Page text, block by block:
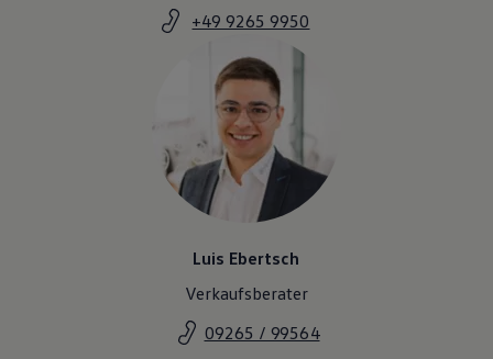
+49 9265 9950
Luis Ebertsch
Verkaufsberater
09265 / 99564